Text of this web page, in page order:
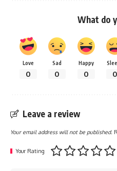
What do
Love
0
Sad
0
Happy
0 0
Leave a review
Your email address will not be published.
Your Rating